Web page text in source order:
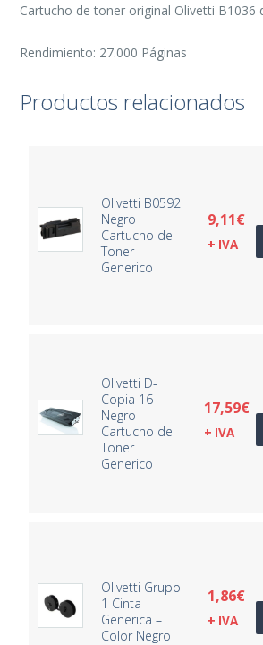
Cartucho de toner original Olivetti B1036
Rendimiento: 27.000 Páginas
Productos relacionados
Olivetti B0592
Negro
Cartucho de
Toner
Generico
9,11€
+ IVA
Olivetti D-
Copia 16
Negro
Cartucho de
Toner
Generico
17,59€
+ IVA
Olivetti Grupo
1 Cinta
Generica –
Color Negro
1,86€
+ IVA